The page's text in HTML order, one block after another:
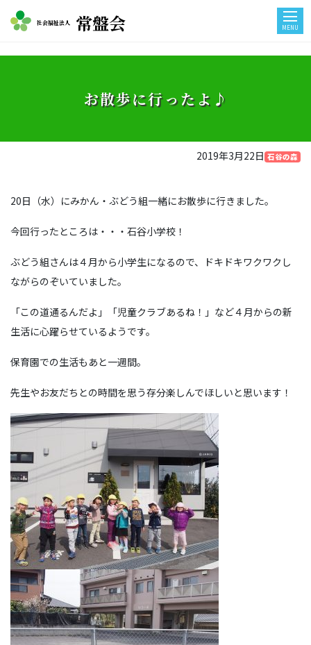
社会福祉法人 常盤会 MENU
お散歩に行ったよ♪
2019年3月22日 石谷の森
20日（水）にみかん・ぶどう組一緒にお散歩に行きました。
今回行ったところは・・・石谷小学校！
ぶどう組さんは４月から小学生になるので、ドキドキワクワクし
ながらのぞいていました。
「この道通るんだよ」「児童クラブあるね！」など４月からの新
生活に心躍らせているようです。
保育園での生活もあと一週間。
先生やお友だちとの時間を思う存分楽しんでほしいと思います！